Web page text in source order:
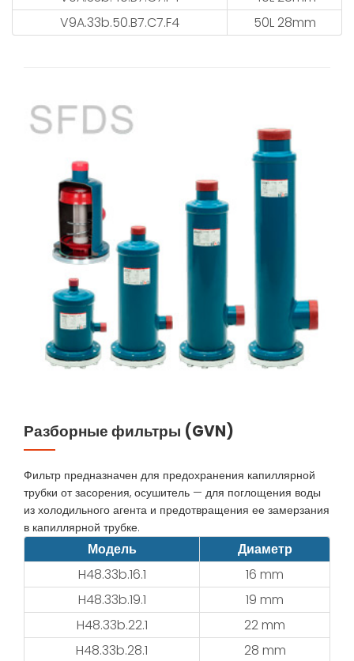
V9A.33b.50.B7.C7.F4
50L 28mm
Разборные фильтры (GVN)
Фильтр предназначен для предохранения капиллярной
трубки от засорения, осушитель — для поглощения воды
из холодильного агента и предотвращения ее замерзания
в капиллярной трубке.
Модель
Диаметр
H48.33b.16.1
16 mm
H48.33b.19.1
19 mm
H48.33b.22.1
22 mm
H48.33b.28.1
28 mm